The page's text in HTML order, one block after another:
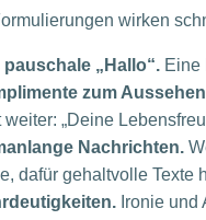
wirken
pauschale „Hallo“.Eine
zum
weiter: „Deine
Nachrichten.
dafür gehaltvolle Texte
Ironie und